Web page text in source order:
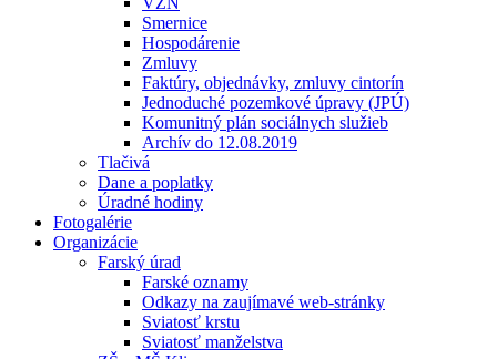
Smernice
Hospodárenie
Zmluvy
Faktúry, objednávky, zmluvy cintorín
Jednoduché pozemkové úpravy (JPÚ)
Komunitný plán sociálnych služieb
Archív do 12.08.2019
Tlačivá
Dane a poplatky
Úradné hodiny
Fotogalérie
Organizácie
Farský úrad
Farské oznamy
Odkazy na zaujímavé web-stránky
Sviatosť krstu
Sviatosť manželstva